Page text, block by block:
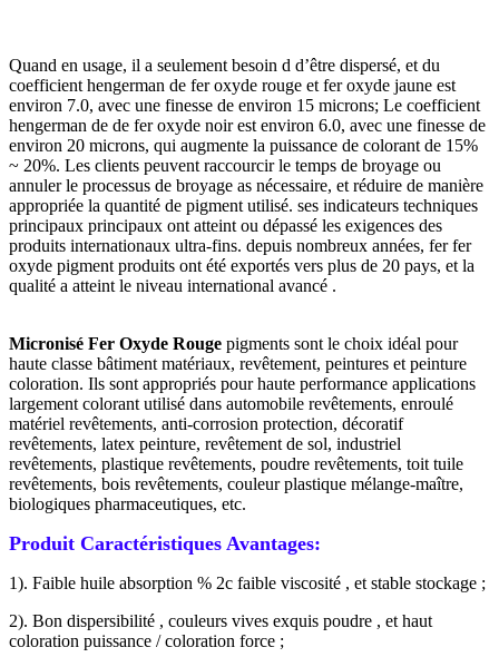
Quand en usage, il a seulement besoin d d’être dispersé, et du
coefficient hengerman de fer oxyde rouge et fer oxyde jaune est
environ 7.0, avec une finesse de environ 15 microns; Le coefficient
hengerman de de fer oxyde noir est environ 6.0, avec une finesse de
environ 20 microns, qui augmente la puissance de colorant de 15%
~ 20%. Les clients peuvent raccourcir le temps de broyage ou
annuler le processus de broyage as nécessaire, et réduire de manière
appropriée la quantité de pigment utilisé. ses indicateurs techniques
principaux principaux ont atteint ou dépassé les exigences des
produits internationaux ultra-fins. depuis nombreux années, fer fer
oxyde pigment produits ont été exportés vers plus de 20 pays, et la
qualité a atteint le niveau international avancé .
Micronisé Fer Oxyde Rouge pigments sont le choix idéal pour
haute classe bâtiment matériaux, revêtement, peintures et peinture
coloration. Ils sont appropriés pour haute performance applications
largement colorant utilisé dans automobile revêtements, enroulé
matériel revêtements, anti-corrosion protection, décoratif
revêtements, latex peinture, revêtement de sol, industriel
revêtements, plastique revêtements, poudre revêtements, toit tuile
revêtements, bois revêtements, couleur plastique mélange-maître,
biologiques pharmaceutiques, etc.
Produit Caractéristiques Avantages:
1). Faible huile absorption % 2c faible viscosité , et stable stockage ;
2). Bon dispersibilité , couleurs vives exquis poudre , et haut
coloration puissance / coloration force ;